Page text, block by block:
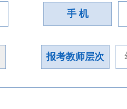
手 机
报考教师层次